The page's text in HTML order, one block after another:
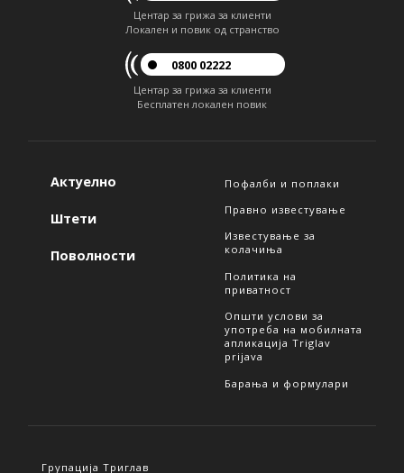
Центар за грижа за клиенти
Локален и повик од странство
0800 02222
Центар за грижа за клиенти
Бесплатен локален повик
Актуелно
Штети
Поволности
Пофалби и поплаки
Правно известување
Известување за
колачиња
Политика на
приватност
Општи услови за
употреба на мобилната
апликација Triglav
prijava
Барања и формулари
Групација Триглав